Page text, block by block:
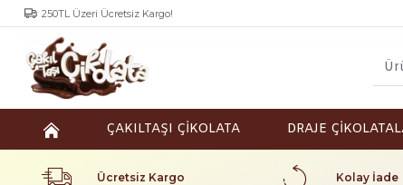
250TL Üzeri Ücretsiz Kargo!
ÇAKILTAŞI ÇİKOLATA DRAJE
Ücretsiz Kargo Kolay İade